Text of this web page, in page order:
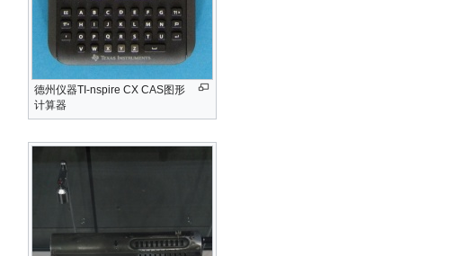
德州仪器TI-nspire CX CAS图形
计算器